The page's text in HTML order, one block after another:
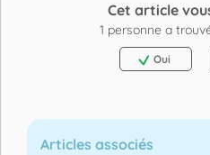
Cet article
1 personne a
Oui
Articles associés